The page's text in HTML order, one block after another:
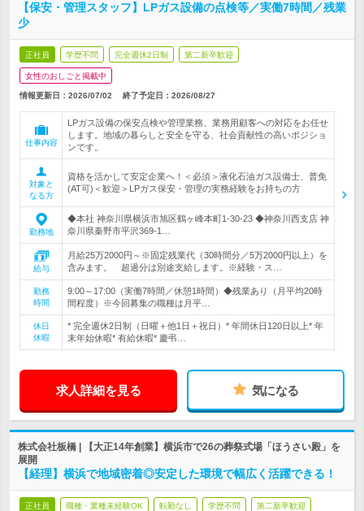
【保安・管理スタッフ】LPガス設備の点検等／実働7時間／残業
少
正社員 学歴不問 完全週休2日制 第二新卒歓迎
女性のおしごと掲載中
情報更新日：2026/07/02 終了予定日： 2026/08/27
仕事内容
LPガス設備の保安点検や管理業務、業務用顧客への対応をお任せ
します。地域の暮らしと安全を守る、社会貢献性の高いポジショ
ンです。
対象と
なる方
資格を活かして安定企業へ！＜必須＞液化石油ガス設備士、普免
(AT可)＜歓迎＞LPガス保安・管理の実務経験をお持ちの方
勤務地
◆本社 神奈川県横浜市旭区鶴ヶ峰本町1-30-23 ◆神奈川西支店 神
奈川県秦野市平沢369-1…
給与
月給25万2000円～※固定残業代（30時間分／5万2000円以上）を
含みます。 超過分は別途支給します。※経験・ス…
勤務
時間
9:00～17:00（実働7時間／休憩1時間）◆残業あり（月平均20時
間程度）※今回募集の職種は月平…
休日
休暇
* 完全週休2日制（日曜＋他1日＋祝日）* 年間休日120日以上* 年
末年始休暇* 有給休暇* 慶弔…
求人詳細を見る 気になる
株式会社板橋 | 【大正14年創業】横浜市で26の葬祭式場「ほうさい殿」を
展開
【経理】横浜で地域密着◎安定した環境で幅広く活躍できる！
正社員 職種・業種未経験OK 転勤なし 学歴不問 第二新卒歓迎